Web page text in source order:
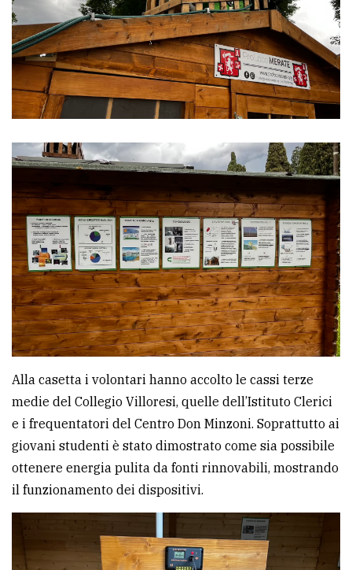
Alla casetta i volontari hanno accolto le cassi terze
medie del Collegio Villoresi, quelle dell’Istituto Clerici
e i frequentatori del Centro Don Minzoni. Soprattutto ai
giovani studenti è stato dimostrato come sia possibile
ottenere energia pulita da fonti rinnovabili, mostrando
il funzionamento dei dispositivi.